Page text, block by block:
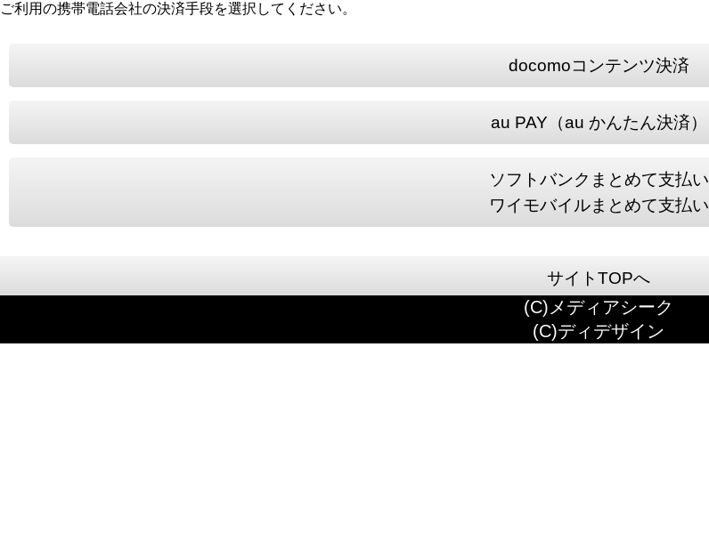
ご利用の携帯電話会社の決済手段を選択してください。
docomoコンテンツ決済
au PAY（au かんたん決済）
ソフトバンクまとめて支払い
ワイモバイルまとめて支払い
サイトTOPへ
(C)メディアシーク
(C)ディデザイン